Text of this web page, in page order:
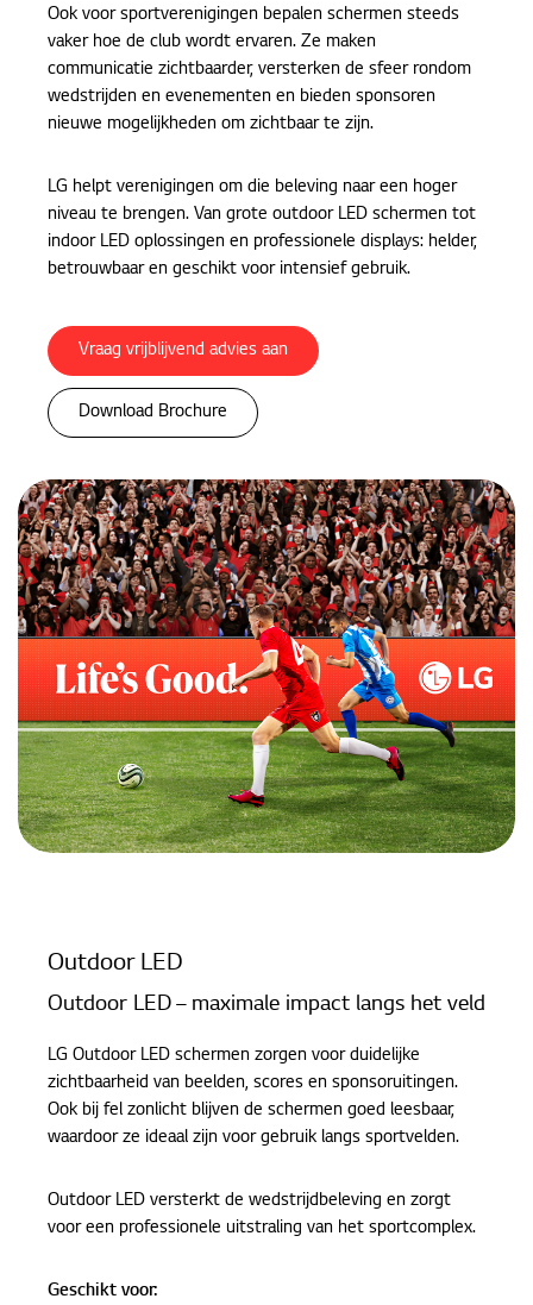
CONTACT
Ook voor sportverenigingen bepalen schermen steeds
vaker hoe de club wordt ervaren. Ze maken
communicatie zichtbaarder, versterken de sfeer rondom
wedstrijden en evenementen en bieden sponsoren
nieuwe mogelijkheden om zichtbaar te zijn.
LG helpt verenigingen om die beleving naar een hoger
niveau te brengen. Van grote outdoor LED schermen tot
indoor LED oplossingen en professionele displays: helder,
betrouwbaar en geschikt voor intensief gebruik.
Vraag vrijblijvend advies aan
Download Brochure
Outdoor LED
Outdoor LED – maximale impact langs het veld
LG Outdoor LED schermen zorgen voor duidelijke
zichtbaarheid van beelden, scores en sponsoruitingen.
Ook bij fel zonlicht blijven de schermen goed leesbaar,
waardoor ze ideaal zijn voor gebruik langs sportvelden.
Outdoor LED versterkt de wedstrijdbeleving en zorgt
voor een professionele uitstraling van het sportcomplex.
Geschikt voor: